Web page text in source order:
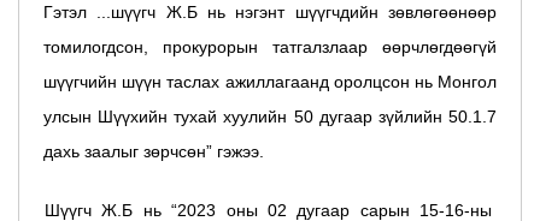
Гэтэл ...шүүгч Ж.Б нь нэгэнт шүүгчдийн зөвлөгөөнөөр
томилогдсон, прокурорын татгалзлаар өөрчлөгдөөгүй
шүүгчийн шүүн таслах ажиллагаанд оролцсон нь Монгол
улсын Шүүхийн тухай хуулийн 50 дугаар зүйлийн 50.1.7
дахь заалыг зөрчсөн” гэжээ.
Шүүгч Ж.Б нь “2023 оны 02 дугаар сарын 15-16-ны